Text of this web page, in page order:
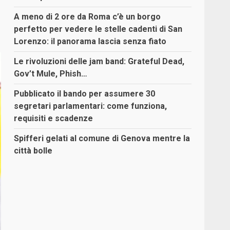
A meno di 2 ore da Roma c’è un borgo
perfetto per vedere le stelle cadenti di San
Lorenzo: il panorama lascia senza fiato
Le rivoluzioni delle jam band: Grateful Dead,
Gov’t Mule, Phish…
Pubblicato il bando per assumere 30
segretari parlamentari: come funziona,
requisiti e scadenze
Spifferi gelati al comune di Genova mentre la
città bolle